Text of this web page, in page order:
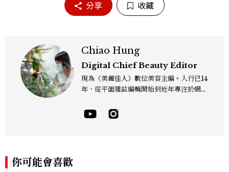
分享 收藏
Chiao Hung
Digital Chief Beauty Editor
現為《美麗佳人》數位美容主編。入行已14
年，從平面雜誌編輯開始到近年專注於網路
耕彩妝、保養、香氛、頭髮...等與美有關的
面向。擅長以細膩敏銳的觀察力，深入報導
你可能會喜歡